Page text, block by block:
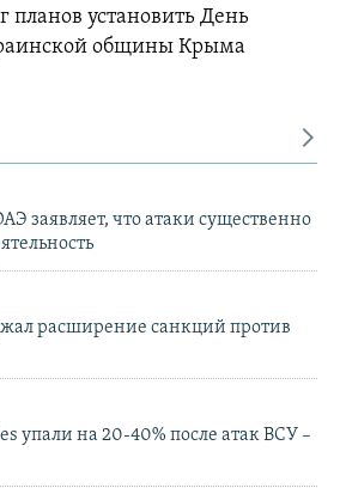
планов установить День
общины Крыма
заявляет, что атаки существенно
расширение санкций против
упали на 20-40% после атак ВСУ –